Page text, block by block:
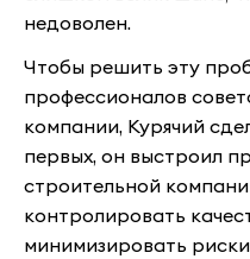
недоволен.
Чтобы решить эту
профессионалов
компании, Курячий
первых, он выстроил
строительной
контролировать
минимизировать